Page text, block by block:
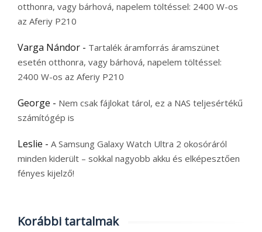
otthonra, vagy bárhová, napelem töltéssel: 2400 W-os
az Aferiy P210
Varga Nándor - Tartalék áramforrás áramszünet
esetén otthonra, vagy bárhová, napelem töltéssel:
2400 W-os az Aferiy P210
George - Nem csak fájlokat tárol, ez a NAS teljesértékű
számítógép is
Leslie - A Samsung Galaxy Watch Ultra 2 okosóráról
minden kiderült – sokkal nagyobb akku és elképesztően
fényes kijelző!
Korábbi tartalmak